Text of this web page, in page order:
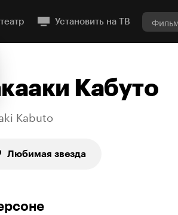
Установить на ТВ
Кабуто
Kabuto
Любимая звезда